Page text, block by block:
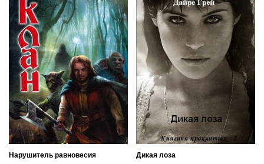
Нарушитель равновесия Дикая лоза